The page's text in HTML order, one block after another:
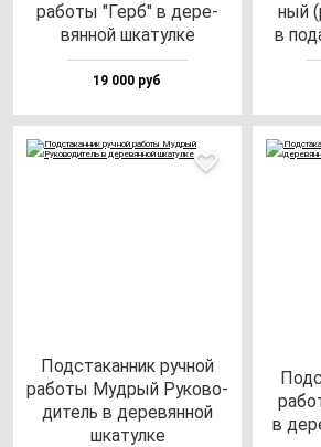
ра­бо­ты "Герб" в де­ре­
вян­ной шка­тул­ке
19 000 руб
ный
в
Под­ста­кан­ник руч­ной
ра­бо­ты Муд­рый Руко­во­
ди­тель в де­ре­вян­ной
шка­тул­ке
в